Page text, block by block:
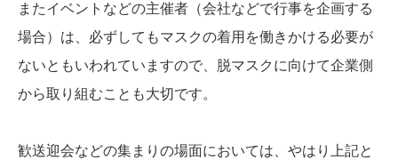
またイベントなどの主催者（会社などで行事を企画する
場合）は、必ずしてもマスクの着用を働きかける必要が
ないともいわれていますので、脱マスクに向けて企業側
から取り組むことも大切です。
歓送迎会などの集まりの場面においては、やはり上記と